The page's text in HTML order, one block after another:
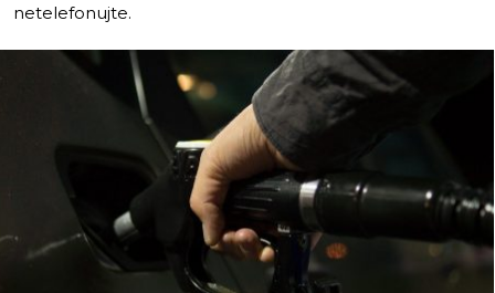
netelefonujte.